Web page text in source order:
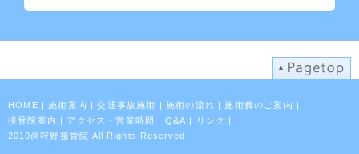
HOME 施術案内 交通事故施術 施術の流れ 施術費のご案内
接骨院案内
アクセス・営業時間 Q&A リンク
2010@狩野接骨院 All Rights Reserved